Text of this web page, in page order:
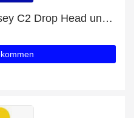
Kaufen Sie UMA GT Jersey C2 Drop Head und erhalten Sie jetzt 45% Rabatt